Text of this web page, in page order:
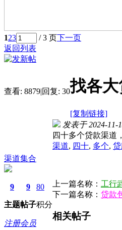
123 / 3 页下一页
返回列表
查看: 8879|回复: 30找各
[复制链接]
渠道集合
9
主题
9
帖子
80
积分
注册会员
发表于 2024-11-
四十多个贷款渠道
渠道, 四十, 多个,
上一篇名称： 工行
下一篇名称： 贷款
相关帖子